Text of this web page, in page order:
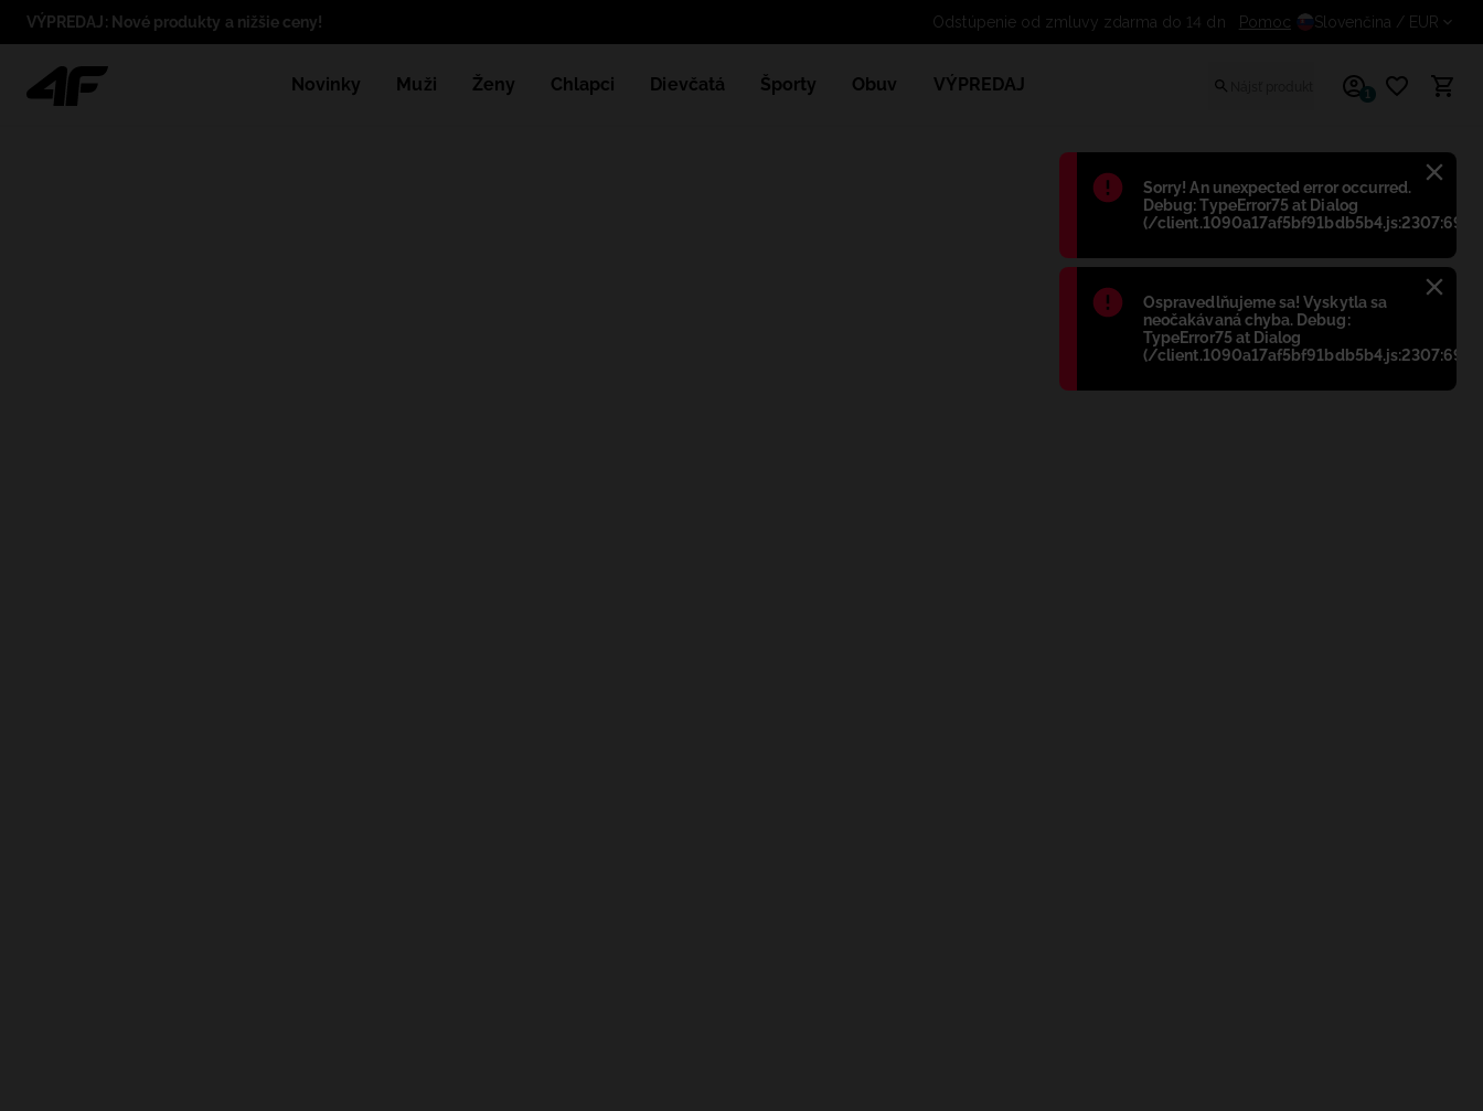
Błąd:
Sorry! An unexpected error occurred.
Debug: TypeError75 at Dialog
(/client.1090a17af5bf91bdb5b4.js:2307:698)
Błąd:
Ospravedlňujeme sa! Vyskytla sa
neočakávaná chyba. Debug:
TypeError75 at Dialog
(/client.1090a17af5bf91bdb5b4.js:2307:698)
VÝPREDAJ: Nové produkty a nižšie ceny! Odstúpenie od zmluvy zdarma
Pomoc Slovenčina / EUR
Novinky Muži Ženy Chlapci Dievčatá Športy Obuv VÝPREDAJ 1